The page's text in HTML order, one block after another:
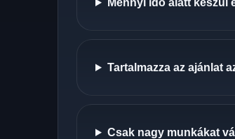
Mennyi idő alatt készül
Tartalmazza az ajánlat
Csak nagy munkákat